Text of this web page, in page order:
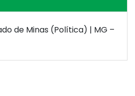
de Minas (Política) | MG –